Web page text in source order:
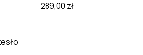
289,00 zł